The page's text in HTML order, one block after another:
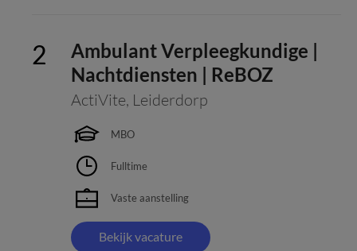
Ambulant Verpleegkundige |
Nachtdiensten | ReBOZ
ActiVite, Leiderdorp
MBO
Fulltime
Vaste aanstelling
Bekijk vacature